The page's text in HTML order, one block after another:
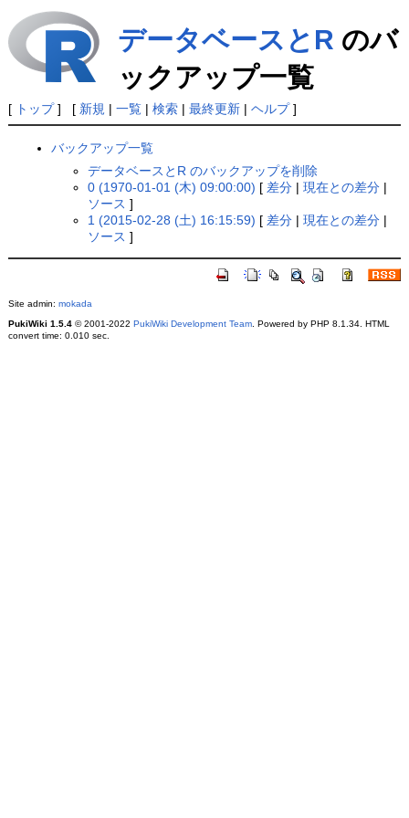
データベースとR のバ
ックアップ一覧
[ トップ] [ 新規 | 一覧| 検索| 最終更新| ヘルプ]
バックアップ一覧
データベースとR のバックアップを削除
0 (1970-01-01 (木) 09:00:00) [ 差分 |現在との差分 |
ソース ]
1 (2015-02-28 (土) 16:15:59) [ 差分 |現在との差分 |
ソース ]
Site admin: mokada
PukiWiki 1.5.4© 2001-2022 PukiWiki Development Team. Powered by PHP 8.1.34. HTML
convert time: 0.010 sec.